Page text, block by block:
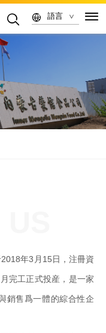
語言
年3月15日，注冊資
完工正式投産，是一家
銷售爲一體的綜合性企